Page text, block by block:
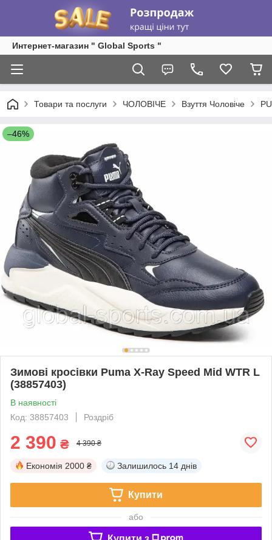
Интернет-магазин " Global Sports "
Товари та послуги ЧОЛОВІЧЕ Взуття Чоловіче
–46%
Зимові кросівки Puma X-Ray Speed Mid WTR L
(38857403)
В наявності
Код: 38857403
Роздріб
2 390 ₴ 4 390 ₴
Економія 2000 ₴ Залишилось 14 днів
Купити
або